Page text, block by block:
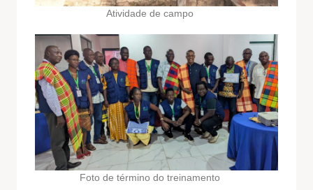
Atividade de campo
Foto de término do treinamento